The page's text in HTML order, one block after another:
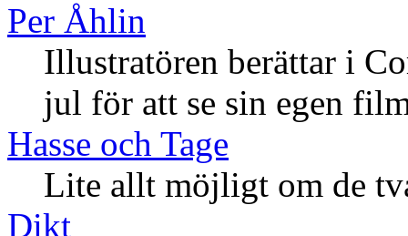
Per Åhlin
Illustratören berättar i
jul för att se sin egen
Hasse och Tage
Lite allt möjligt om de
Dikt